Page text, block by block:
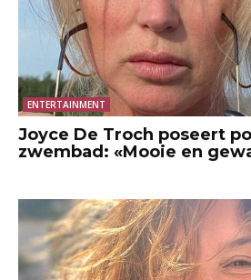
ENTERTAINMENT
Joyce De Troch poseert
zwembad: «Mooie en